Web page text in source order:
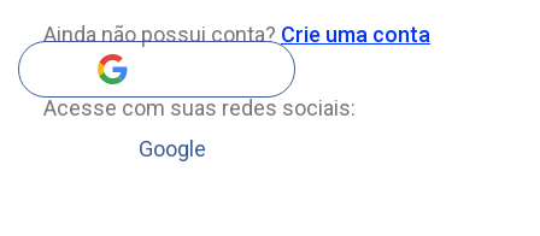
Ainda não possui conta? Crie uma conta
Acesse com suas redes sociais:
Google